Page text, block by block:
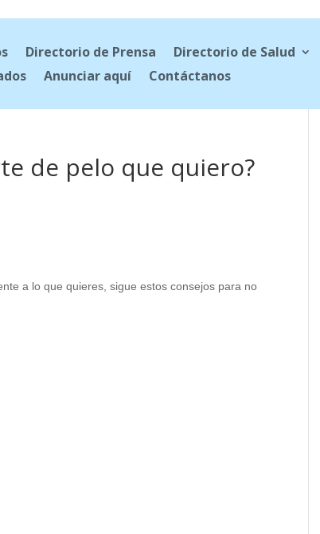
Directorio de Prensa Directorio de Salud
Anunciar aquí Contáctanos
de pelo que quiero?
a lo que quieres, sigue estos consejos para no